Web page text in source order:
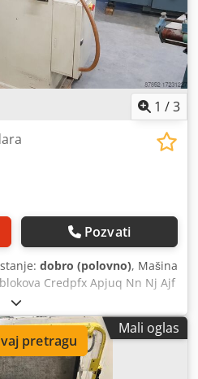
radna površina: 3100 x
zoni: 40 brzina sečenja do
oscilirajući nož, gornja
& CUT, Elipack Cedjzlbqlepfx
Lokacija skladišta: 63934
1 /3
Pozvati
dobro (polovno), Mašina
Credpfx Apjuq Nn Nj Ajf
Mali oglas
pretragu